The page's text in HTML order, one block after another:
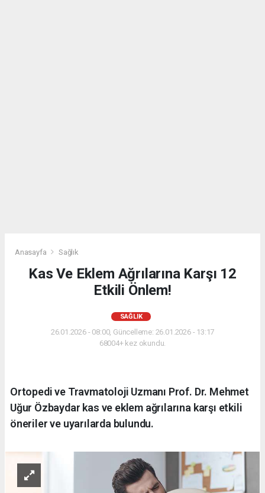
Anasayfa Sağlık
Kas Ve Eklem Ağrılarına Karşı 12
Etkili Önlem!
SAĞLIK
26.01.2026 - 08:00, Güncelleme: 26.01.2026 - 13:17
68004+ kez okundu.
Ortopedi ve Travmatoloji Uzmanı Prof. Dr. Mehmet
Uğur Özbaydar kas ve eklem ağrılarına karşı etkili
öneriler ve uyarılarda bulundu.